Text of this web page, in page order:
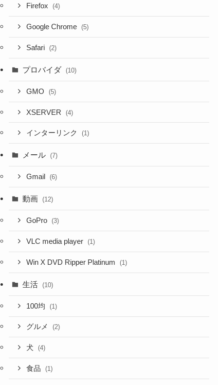
Firefox (4)
Google Chrome (5)
Safari (2)
プロバイダ (10)
GMO (5)
XSERVER (4)
インターリンク (1)
メール (7)
Gmail (6)
動画 (12)
GoPro (3)
VLC media player (1)
Win X DVD Ripper Platinum (1)
生活 (10)
100均 (1)
グルメ (2)
犬 (4)
食品 (1)